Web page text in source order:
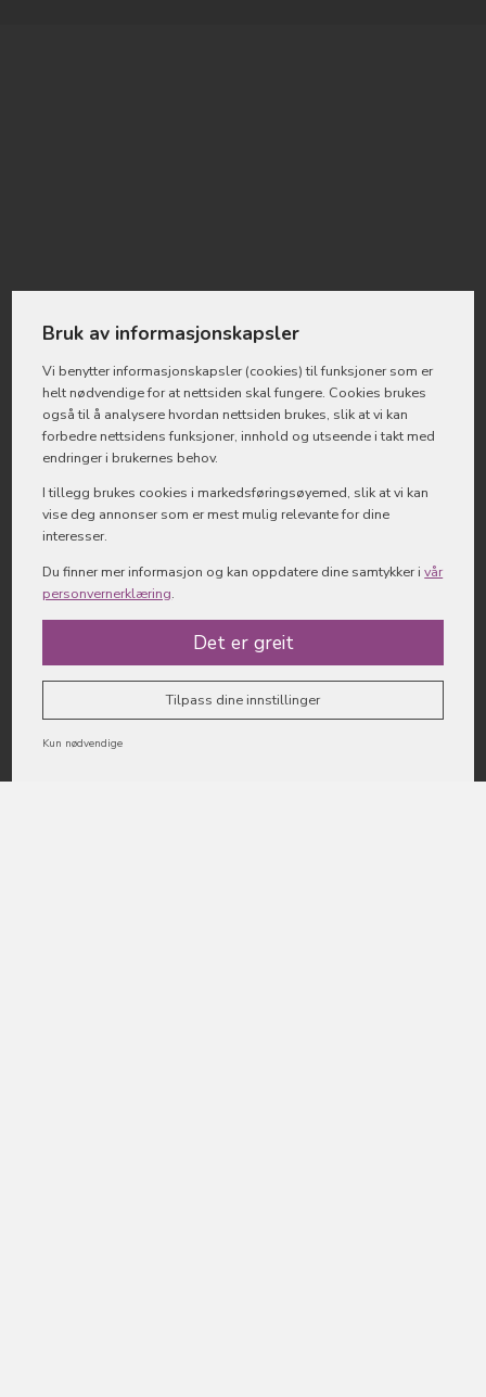
Bruk av informasjonskapsler
Vi benytter informasjons­kapsler (cookies) til funksjoner som er
helt nødvendige for at nettsiden skal fungere. Cookies brukes
også til å analysere hvordan nettsiden brukes, slik at vi kan
forbedre nettsidens funksjoner, innhold og utseende i takt med
endringer i brukernes behov.
I tillegg brukes cookies i markedsførings­øyemed, slik at vi kan
vise deg annonser som er mest mulig relevante for dine
interesser.
Du finner mer informasjon og kan oppdatere dine samtykker ivår
personvernerklæring.
Det er greit
Tilpass dine innstillinger
Kun nødvendige